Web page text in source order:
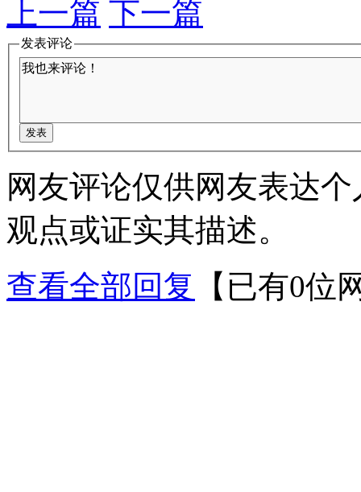
上一篇 下一篇
发表评论
网友评论仅供网友表达
观点或证实其描述。
查看全部回复
【已有0位